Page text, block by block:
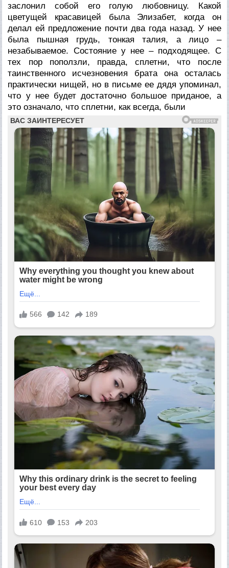
заслонил собой его голую любовницу. Какой
цветущей красавицей была Элизабет, когда он
делал ей предложение почти два года назад. У нее
была пышная грудь, тонкая талия, а лицо –
незабываемое. Состояние у нее – подходящее. С
тех пор поползли, правда, сплетни, что после
таинственного исчезновения брата она осталась
практически нищей, но в письме ее дядя упоминал,
что у нее будет достаточно большое приданое, а
это означало, что сплетни, как всегда, были